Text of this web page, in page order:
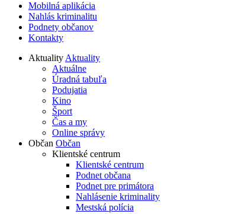
Mobilná aplikácia
Nahlás kriminalitu
Podnety občanov
Kontakty
AktualityAktuality
Aktuálne
Úradná tabuľa
Podujatia
Kino
Šport
Čas a my
Online správy
Občan Občan
Klientské centrum
Klientské centrum
Podnet občana
Podnet pre primátora
Nahlásenie kriminality
Mestská polícia